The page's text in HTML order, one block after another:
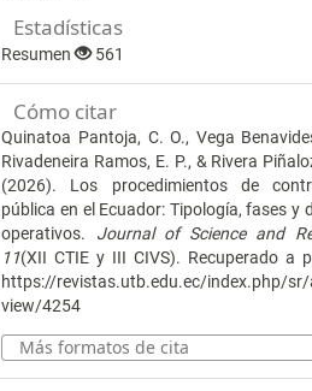
Estadísticas
Resumen 561
Cómo citar
Quinatoa Pantoja, C. O., Vega
Rivadeneira Ramos, E. P., & Rivera
(2026). Los procedimientos de
pública en el Ecuador: Tipología, fases y
operativos. Journal of Science and
11(XII CTIE y III CIVS). Recuperado a
https://revistas.utb.edu.ec/index.php/
view/4254
Más formatos de cita